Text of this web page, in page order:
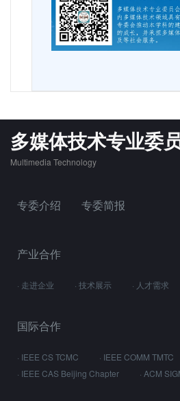
多媒体技术专业委
Multimedia Technology
专委介绍 专委简报
产业合作
· 走进企业 · 技术展示 · 人才需求
国际合作
· IEEE CS TCMC
· IEEE COMM TMTC
· IEEE CAS Beijing Chapter
· ACM